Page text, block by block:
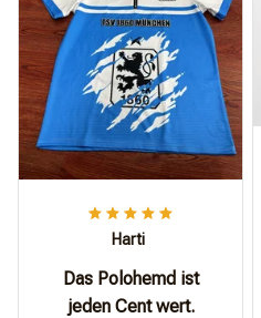
Harti
Das Polohemd ist
jeden Cent wert.